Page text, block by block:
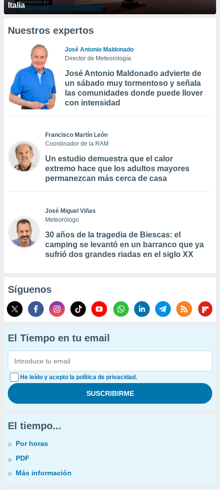
Italia
Nuestros expertos
José Antonio Maldonado
Director de Meteorología
José Antonio Maldonado advierte de
un sábado muy tormentoso y señala
las comunidades donde puede llover
con intensidad
Francisco Martín León
Coordinador de la RAM
Un estudio demuestra que el calor
extremo hace que los adultos mayores
permanezcan más cerca de casa
José Miguel Viñas
Meteorólogo
30 años de la tragedia de Biescas: el
camping se levantó en un barranco que ya
sufrió dos grandes riadas en el siglo XX
Síguenos
El Tiempo en tu email
He leído y acepto la política de privacidad.
El tiempo...
Por horas
PDF
Más información